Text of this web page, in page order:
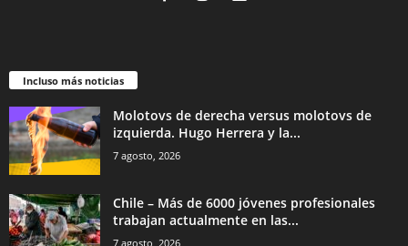
Incluso más noticias
Molotovs de derecha versus molotovs de
izquierda. Hugo Herrera y la...
7 agosto, 2026
Chile – Más de 6000 jóvenes profesionales
trabajan actualmente en las...
7 agosto, 2026